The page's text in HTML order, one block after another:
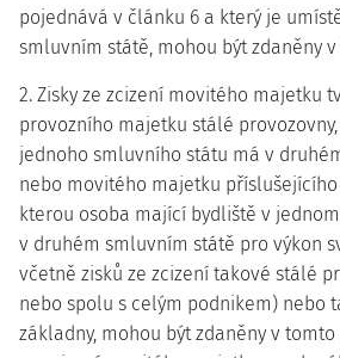
pojednává v článku 6 a který je
smluvním státě, mohou být zdaněny
2. Zisky ze zcizení movitého majetku
provozního majetku stálé
jednoho smluvního státu má v
nebo movitého majetku
kterou osoba mající bydliště v
v druhém smluvním státě pro výkon
včetně zisků ze zcizení takové stálé
nebo spolu s celým podnikem) nebo
základny, mohou být zdaněny v